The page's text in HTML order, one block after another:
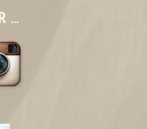
...